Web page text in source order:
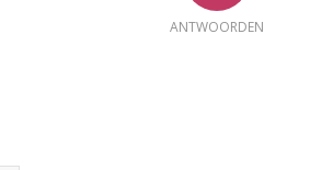
ANTWOORDEN